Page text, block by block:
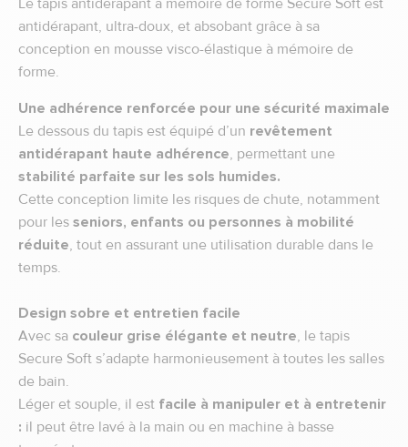
Le tapis antidérapant à mémoire de forme Secure Soft est
antidérapant, ultra-doux, et absobant grâce à sa
conception en mousse visco-élastique à mémoire de
forme.
Une adhérence renforcée pour une sécurité maximale
Le dessous du tapis est équipé d’un revêtement
antidérapant haute adhérence, permettant une
stabilité parfaite sur les sols humides.
Cette conception limite les risques de chute, notamment
pour les seniors, enfants ou personnes à mobilité
réduite, tout en assurant une utilisation durable dans le
temps.
Design sobre et entretien facile
Avec sa couleur grise élégante et neutre, le tapis
Secure Soft s’adapte harmonieusement à toutes les salles
de bain.
Léger et souple, il est facile à manipuler et à entretenir
: il peut être lavé à la main ou en machine à basse